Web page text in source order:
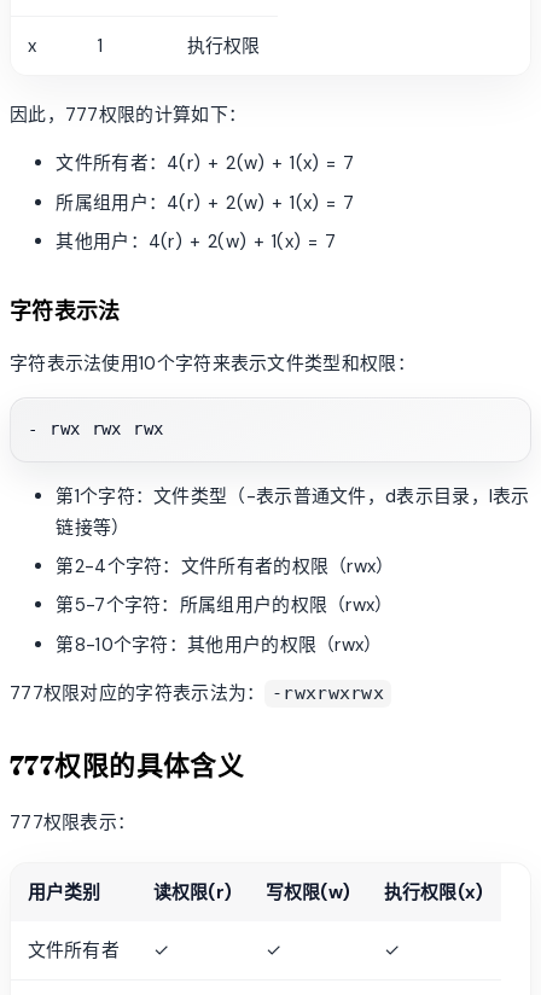
x 1 执行权限
因此，777权限的计算如下：
文件所有者：4(r) + 2(w) + 1(x) = 7
所属组用户：4(r) + 2(w) + 1(x) = 7
其他用户：4(r) + 2(w) + 1(x) = 7
字符表示法
字符表示法使用10个字符来表示文件类型和权限：
第1个字符：文件类型（-表示普通文件，d表示目录，l表示
链接等）
第2-4个字符：文件所有者的权限（rwx）
第5-7个字符：所属组用户的权限（rwx）
第8-10个字符：其他用户的权限（rwx）
777权限对应的字符表示法为： -rwxrwxrwx
777权限的具体含义
777权限表示：
用户类别 读权限(r) 写权限(w) 执行权限(x)
文件所有者 ✓ ✓ ✓